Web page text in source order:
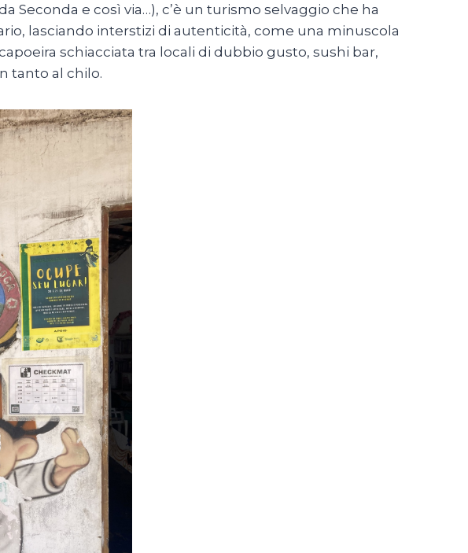
Seconda e così via…), c’è un turismo selvaggio che ha
lasciando interstizi di autenticità, come una minuscola
schiacciata tra locali di dubbio gusto, sushi bar,
tanto al chilo.